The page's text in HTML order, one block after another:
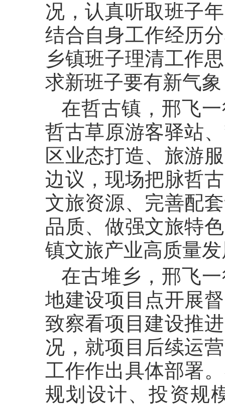
况，认真听取班子
结合自身工作经历
乡镇班子理清工作
求新班子要有新气
在哲古镇，邢飞
哲古草原游客驿站
区业态打造、旅游
边议，现场把脉哲
文旅资源、完善配
品质、做强文旅特
镇文旅产业高质量
在古堆乡，邢飞
地建设项目点开展
致察看项目建设推
况，就项目后续运
工作作出具体部署
规划设计、投资规